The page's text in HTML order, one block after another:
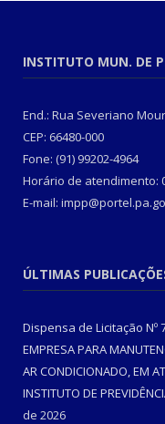
INSTITUTO MUN. DE
End.: Rua Severiano
CEP: 66480-000
Fone: (91) 99202-4964
Horário de atendimento:
E-mail:
ÚLTIMAS
Dispensa de Licitação Nº
EMPRESA PARA
AR CONDICIONADO, EM
INSTITUTO DE
de 2026